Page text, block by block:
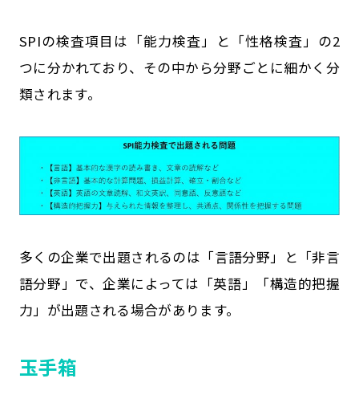
SPIの検査項目は「能力検査」と「性格検査」の2
つに分かれており、その中から分野ごとに細かく分
類されます。
多くの企業で出題されるのは「言語分野」と「非言
語分野」で、企業によっては「英語」「構造的把握
力」が出題される場合があります。
玉手箱